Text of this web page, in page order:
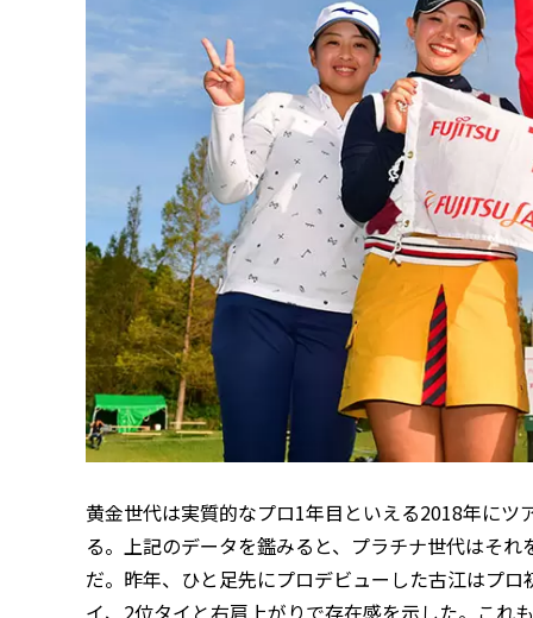
黄金世代は実質的なプロ1年目といえる2018年にツ
る。上記のデータを鑑みると、プラチナ世代はそ
だ。昨年、ひと足先にプロデビューした古江はプ
イ、2位タイと右肩上がりで存在感を示した。これ